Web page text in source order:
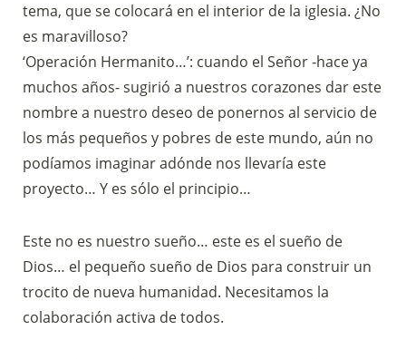
tema, que se colocará en el interior de la iglesia. ¿No
es maravilloso?
‘Operación Hermanito…’: cuando el Señor -hace ya
muchos años- sugirió a nuestros corazones dar este
nombre a nuestro deseo de ponernos al servicio de
los más pequeños y pobres de este mundo, aún no
podíamos imaginar adónde nos llevaría este
proyecto… Y es sólo el principio…
Este no es nuestro sueño… este es el sueño de
Dios… el pequeño sueño de Dios para construir un
trocito de nueva humanidad. Necesitamos la
colaboración activa de todos.